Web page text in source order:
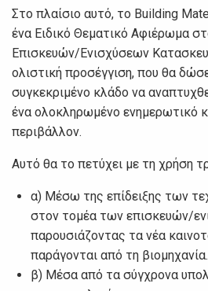
Στο πλαίσιο αυτό, το Building
ένα Ειδικό Θεματικό Αφιέρωμα
Επισκευών/Ενισχύσεων
ολιστική προσέγγιση, που θα
συγκεκριμένο κλάδο να
ένα ολοκληρωμένο ενημερωτικό
περιβάλλον.
Αυτό θα το πετύχει με τη χρήση
α) Μέσω της επίδειξης των
στον τομέα των επισκευών/
παρουσιάζοντας τα νέα
παράγονται από τη βιομηχανία.
β) Μέσα από τα σύγχρονα